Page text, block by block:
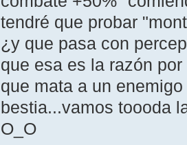
tendré que probar
¿y que pasa con
que esa es la razón
que mata a un
bestia...vamos toooda
O_O